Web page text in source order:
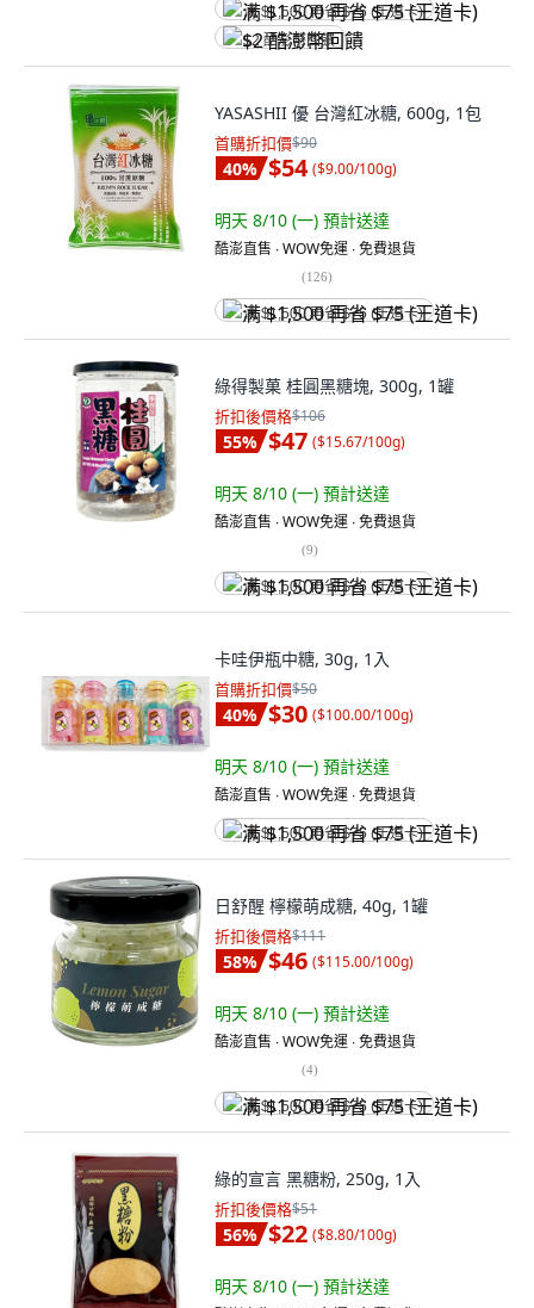
满 $1,500 再省 $75 (王道卡)
$2 酷澎幣回饋
YASASHII 優 台灣紅冰糖, 600g, 1包
首購折扣價$90
40% $54 ($9.00/100g)
明天 8/10 (一) 預計送達
酷澎直售 ∙ WOW免運 ∙ 免費退貨
(126)
满 $1,500 再省 $75 (王道卡)
綠得製菓 桂圓黑糖塊, 300g, 1罐
折扣後價格$106
55% $47 ($15.67/100g)
明天 8/10 (一) 預計送達
酷澎直售 ∙ WOW免運 ∙ 免費退貨
(9)
满 $1,500 再省 $75 (王道卡)
卡哇伊瓶中糖, 30g, 1入
首購折扣價$50
40% $30 ($100.00/100g)
明天 8/10 (一) 預計送達
酷澎直售 ∙ WOW免運 ∙ 免費退貨
满 $1,500 再省 $75 (王道卡)
日舒醒 檸檬萌成糖, 40g, 1罐
折扣後價格$111
58% $46 ($115.00/100g)
明天 8/10 (一) 預計送達
酷澎直售 ∙ WOW免運 ∙ 免費退貨
(4)
满 $1,500 再省 $75 (王道卡)
綠的宣言 黑糖粉, 250g, 1入
折扣後價格$51
56% $22 ($8.80/100g)
明天 8/10 (一) 預計送達